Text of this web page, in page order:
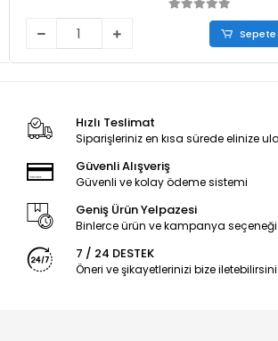
Sepete
Hızlı Teslimat
Siparişleriniz en kısa sürede elinize
Güvenli Alışveriş
Güvenli ve kolay ödeme sistemi
Geniş Ürün Yelpazesi
Binlerce ürün ve kampanya seçeneği
7 / 24 DESTEK
Öneri ve şikayetlerinizi bize